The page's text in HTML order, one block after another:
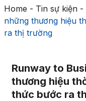
Home - Tin sự kiện-
những thương hiệu
ra thị trường
Runway to
thương hiệu
thức bước ra